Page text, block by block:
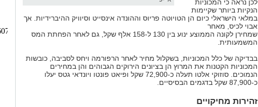
לכן נראה כי המכוניות
הנקיות ביותר שקיימות
במלאי הישראלי כיום הן הטויוטה פריוס וההונדה אינסייט וסיוויק ההיברידיות. אך
אבוי לכיס, מאחר
שמחירן לקונה הממוצע ינוע בין 130 ל-158 אלף שקל, גם לאחר הפחתת המס
המשמעותית.
בבדיקה של כלל המכוניות, בשקלול מחיר לאחר הרפורמה ויחס לסביבה, כובשות
המכוניות הקטנות את המרוץ הן בציונים הירוקים הגבוהים והן במחירים
הנמוכים. סוזוקי אלטו תעלה כ-72,900 שקל ופיאט פונטו ויונדאי גטס יעלו
כ-87,900 שקל בדגמים הבסיסיים.
זהירות מחיקויים